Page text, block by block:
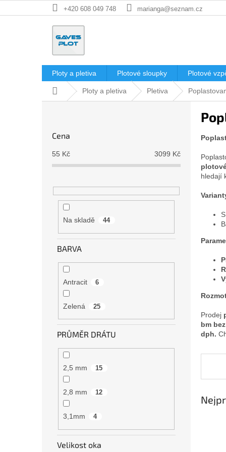
na
+420 608 049 748 marianga@seznam.cz
Ploty a pletiva Plotové sloupky Plotové
Domů Ploty a pletiva Pletiva
Cena
55 Kč 3099 Kč
Na skladě 44
BARVA
Antracit 6
Zelená 25
PRŮMĚR DRÁTU
2,5 mm 15
2,8 mm 12
3,1mm 4
Velikost oka
hledají
Prodej
bm
dph.